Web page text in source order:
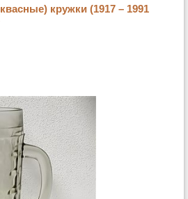
кружки (1917 – 1991